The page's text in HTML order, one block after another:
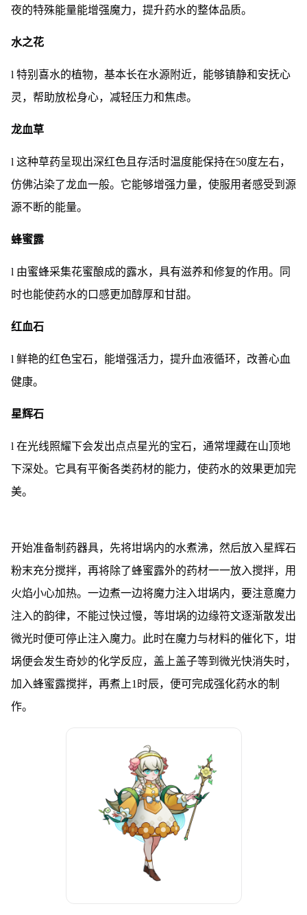
夜的特殊能量能增强魔力，提升药水的整体品质。
水之花
l 特别喜水的植物，基本长在水源附近，能够镇静和安抚心
灵，帮助放松身心，减轻压力和焦虑。
龙血草
l 这种草药呈现出深红色且存活时温度能保持在50度左右，
仿佛沾染了龙血一般。它能够增强力量，使服用者感受到源
源不断的能量。
蜂蜜露
l 由蜜蜂采集花蜜酿成的露水，具有滋养和修复的作用。同
时也能使药水的口感更加醇厚和甘甜。
红血石
l 鲜艳的红色宝石，能增强活力，提升血液循环，改善心血
健康。
星辉石
l 在光线照耀下会发出点点星光的宝石，通常埋藏在山顶地
下深处。它具有平衡各类药材的能力，使药水的效果更加完
美。
开始准备制药器具，先将坩埚内的水煮沸，然后放入星辉石
粉末充分搅拌，再将除了蜂蜜露外的药材一一放入搅拌，用
火焰小心加热。一边煮一边将魔力注入坩埚内，要注意魔力
注入的韵律，不能过快过慢，等坩埚的边缘符文逐渐散发出
微光时便可停止注入魔力。此时在魔力与材料的催化下，坩
埚便会发生奇妙的化学反应，盖上盖子等到微光快消失时，
加入蜂蜜露搅拌，再煮上1时辰，便可完成强化药水的制
作。